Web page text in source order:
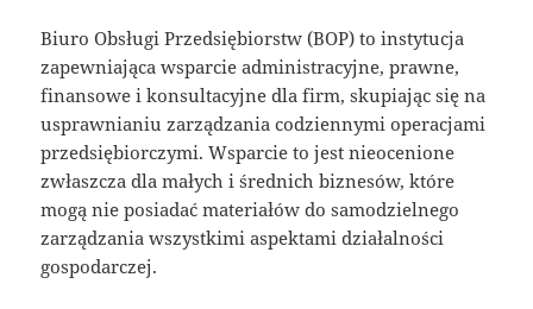
Biuro Obsługi Przedsiębiorstw (BOP) to instytucja
zapewniająca wsparcie administracyjne, prawne,
finansowe i konsultacyjne dla firm, skupiając się na
usprawnianiu zarządzania codziennymi operacjami
przedsiębiorczymi. Wsparcie to jest nieocenione
zwłaszcza dla małych i średnich biznesów, które
mogą nie posiadać materiałów do samodzielnego
zarządzania wszystkimi aspektami działalności
gospodarczej.